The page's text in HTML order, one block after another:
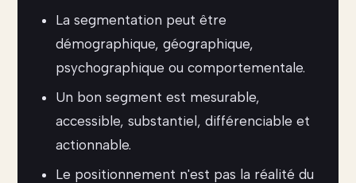
La segmentation peut être
démographique, géographique,
psychographique ou comportementale.
Un bon segment est mesurable,
accessible, substantiel, différenciable et
actionnable.
Le positionnement n'est pas la réalité du